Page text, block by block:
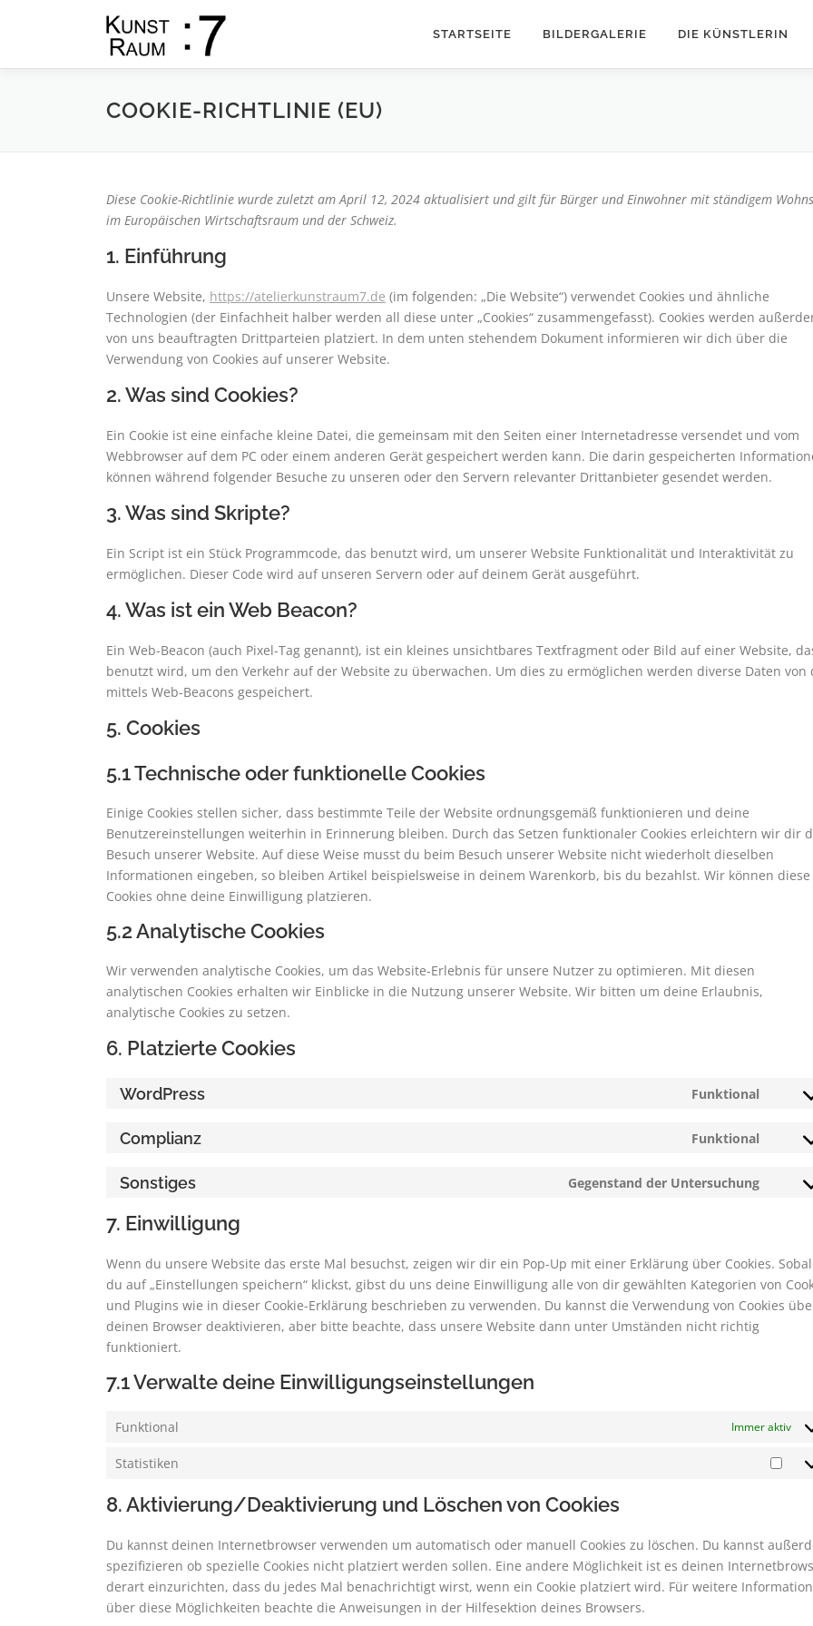
STARTSEITE BILDERGALERIE DIE KÜNSTLERIN
COOKIE-RICHTLINIE (EU)
Diese Cookie-Richtlinie wurde zuletzt am April 12, 2024 aktualisiert und gilt für Bürger und Einwohner mit ständigem
im Europäischen Wirtschaftsraum und der Schweiz.
1. Einführung
Unsere Website, https://atelierkunstraum7.de (im folgenden: „Die Website“) verwendet Cookies und ähnliche
Technologien (der Einfachheit halber werden all diese unter „Cookies“ zusammengefasst). Cookies werden
von uns beauftragten Drittparteien platziert. In dem unten stehendem Dokument informieren wir dich über die
Verwendung von Cookies auf unserer Website.
2. Was sind Cookies?
Ein Cookie ist eine einfache kleine Datei, die gemeinsam mit den Seiten einer Internetadresse versendet und vom
Webbrowser auf dem PC oder einem anderen Gerät gespeichert werden kann. Die darin gespeicherten
können während folgender Besuche zu unseren oder den Servern relevanter Drittanbieter gesendet werden.
3. Was sind Skripte?
Ein Script ist ein Stück Programmcode, das benutzt wird, um unserer Website Funktionalität und Interaktivität zu
ermöglichen. Dieser Code wird auf unseren Servern oder auf deinem Gerät ausgeführt.
4. Was ist ein Web Beacon?
Ein Web-Beacon (auch Pixel-Tag genannt), ist ein kleines unsichtbares Textfragment oder Bild auf einer Website,
benutzt wird, um den Verkehr auf der Website zu überwachen. Um dies zu ermöglichen werden diverse Daten von
mittels Web-Beacons gespeichert.
5. Cookies
5.1 Technische oder funktionelle Cookies
Einige Cookies stellen sicher, dass bestimmte Teile der Website ordnungsgemäß funktionieren und deine
Benutzereinstellungen weiterhin in Erinnerung bleiben. Durch das Setzen funktionaler Cookies erleichtern wir dir
Besuch unserer Website. Auf diese Weise musst du beim Besuch unserer Website nicht wiederholt dieselben
Informationen eingeben, so bleiben Artikel beispielsweise in deinem Warenkorb, bis du bezahlst. Wir können diese
Cookies ohne deine Einwilligung platzieren.
5.2 Analytische Cookies
Wir verwenden analytische Cookies, um das Website-Erlebnis für unsere Nutzer zu optimieren. Mit diesen
analytischen Cookies erhalten wir Einblicke in die Nutzung unserer Website. Wir bitten um deine Erlaubnis,
analytische Cookies zu setzen.
6. Platzierte Cookies
WordPress Funktional
Complianz Funktional
Sonstiges Gegenstand der Untersuchung
7. Einwilligung
Wenn du unsere Website das erste Mal besuchst, zeigen wir dir ein Pop-Up mit einer Erklärung über Cookies.
du auf „Einstellungen speichern“ klickst, gibst du uns deine Einwilligung alle von dir gewählten Kategorien von
und Plugins wie in dieser Cookie-Erklärung beschrieben zu verwenden. Du kannst die Verwendung von Cookies
deinen Browser deaktivieren, aber bitte beachte, dass unsere Website dann unter Umständen nicht richtig
funktioniert.
7.1 Verwalte deine Einwilligungseinstellungen
Funktional Immer aktiv
Statistiken
8. Aktivierung/Deaktivierung und Löschen von Cookies
Du kannst deinen Internetbrowser verwenden um automatisch oder manuell Cookies zu löschen. Du kannst
spezifizieren ob spezielle Cookies nicht platziert werden sollen. Eine andere Möglichkeit ist es deinen
derart einzurichten, dass du jedes Mal benachrichtigt wirst, wenn ein Cookie platziert wird. Für weitere Information
über diese Möglichkeiten beachte die Anweisungen in der Hilfesektion deines Browsers.